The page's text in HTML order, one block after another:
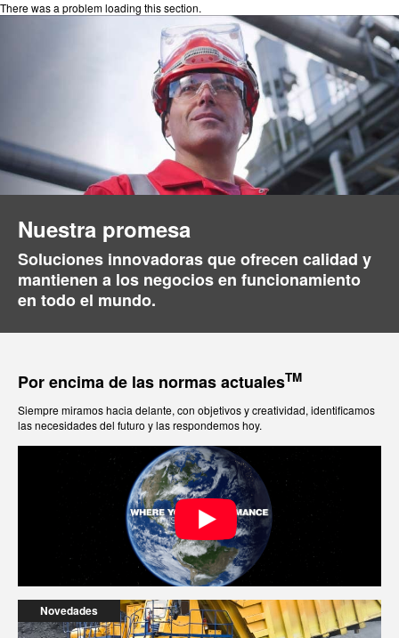
There was a problem loading this section.
Nuestra promesa
Soluciones innovadoras que ofrecen calidad y
mantienen a los negocios en funcionamiento
en todo el mundo.
Por encima de las normas actualesTM
Siempre miramos hacia delante, con objetivos y creatividad, identificamos
las necesidades del futuro y las respondemos hoy.
Novedades